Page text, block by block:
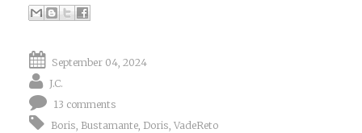
September 04, 2024
J.C.
13 comments
Boris Bustamante Doris VadeReto